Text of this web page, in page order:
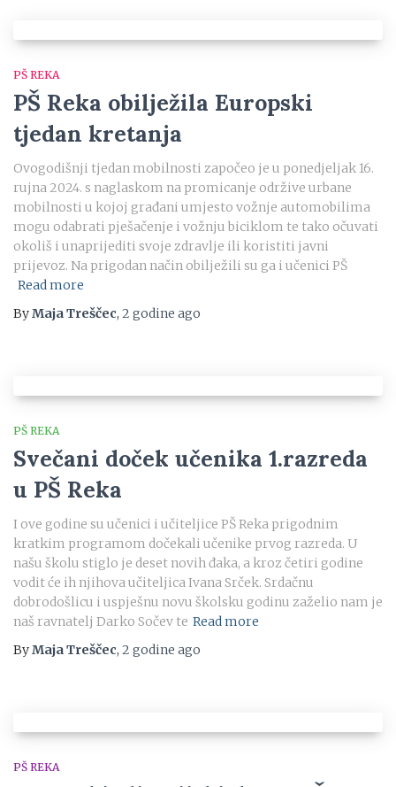
PŠ REKA
PŠ Reka obilježila Europski
tjedan kretanja
Ovogodišnji tjedan mobilnosti započeo je u ponedjeljak 16.
rujna 2024. s naglaskom na promicanje održive urbane
mobilnosti u kojoj građani umjesto vožnje automobilima
mogu odabrati pješačenje i vožnju biciklom te tako očuvati
okoliš i unaprijediti svoje zdravlje ili koristiti javni
prijevoz. Na prigodan način obilježili su ga i učenici PŠ
Read more
ByMaja Treščec, 2 godine ago
PŠ REKA
Svečani doček učenika 1.razreda
u PŠ Reka
I ove godine su učenici i učiteljice PŠ Reka prigodnim
kratkim programom dočekali učenike prvog razreda. U
našu školu stiglo je deset novih đaka, a kroz četiri godine
vodit će ih njihova učiteljica Ivana Srček. Srdačnu
dobrodošlicu i uspješnu novu školsku godinu zaželio nam je
naš ravnatelj Darko Sočev te Read more
ByMaja Treščec, 2 godine ago
PŠ REKA